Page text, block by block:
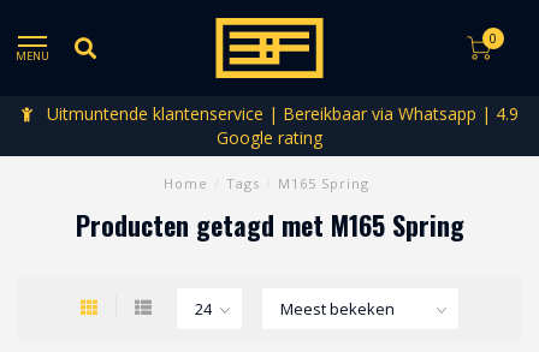
MENU
0
Uitmuntende klantenservice | Bereikbaar via Whatsapp | 4.9
Google rating
Home Tags M165 Spring
Producten getagd met M165 Spring